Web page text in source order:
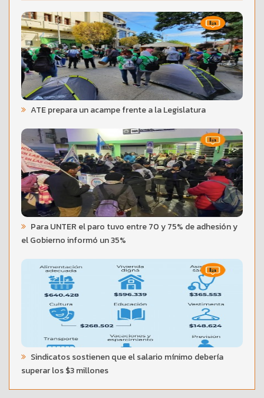
ATE prepara un acampe frente a la Legislatura
Para UNTER el paro tuvo entre 70 y 75% de adhesión y
el Gobierno informó un 35%
Sindicatos sostienen que el salario mínimo debería
superar los $3 millones